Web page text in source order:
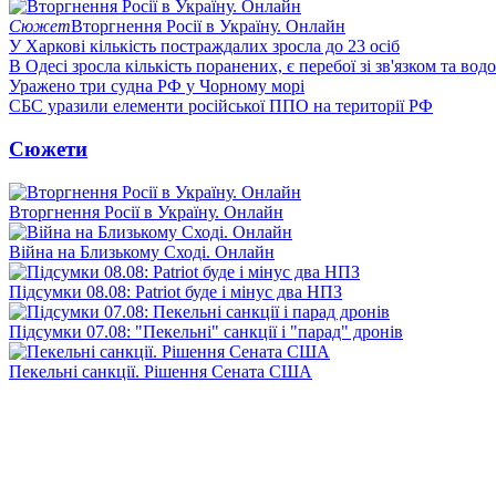
СюжетВторгнення Росії в Україну. Онлайн
У Харкові кількість постраждалих зросла до 23 осіб
В Одесі зросла кількість поранених, є перебої зі зв'язком та
Уражено три судна РФ у Чорному морі
СБС уразили елементи російської ППО на території РФ
Сюжети
Вторгнення Росії в Україну. Онлайн
Війна на Близькому Сході. Онлайн
Підсумки 08.08: Patriot буде і мінус два НПЗ
Підсумки 07.08: "Пекельні" санкції і "парад" дронів
Пекельні санкції. Рішення Сената США